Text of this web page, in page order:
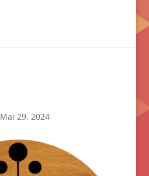
Mai 29, 2024